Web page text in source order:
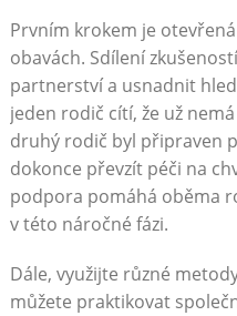
Prvním krokem je
obavách. Sdílení
partnerství a usnadnit
jeden rodič cítí, že už
druhý rodič byl připraven
dokonce převzít péči na
podpora pomáhá oběma
v této náročné fázi.
Dále, využijte různé
můžete praktikovat